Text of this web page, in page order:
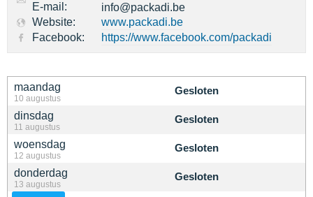
maandag
10 augustus
Gesloten
dinsdag
11 augustus
Gesloten
woensdag
12 augustus
Gesloten
donderdag
13 augustus
Gesloten
E-mail:
info@packadi.be
Website:
www.packadi.be
Facebook:
https://www.facebook.com/packadi